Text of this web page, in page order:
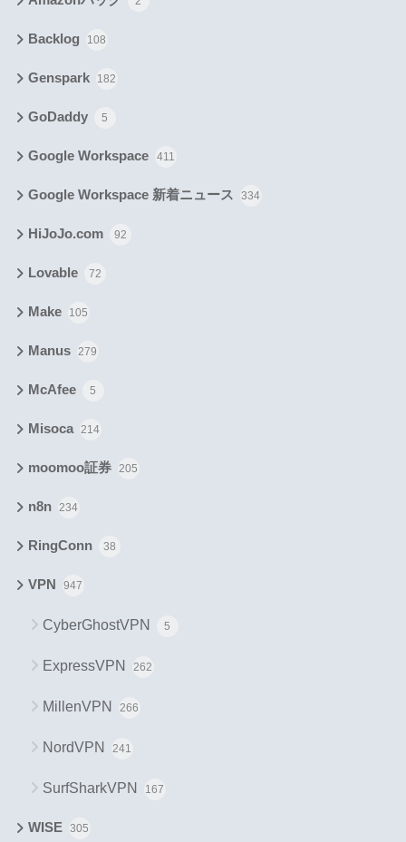
Backlog 108
Genspark 182
GoDaddy 5
Google Workspace 411
Google Workspace 新着ニュース 334
HiJoJo.com 92
Lovable 72
Make 105
Manus 279
McAfee 5
Misoca 214
moomoo証券 205
n8n 234
RingConn 38
VPN 947
CyberGhostVPN 5
ExpressVPN 262
MillenVPN 266
NordVPN 241
SurfSharkVPN 167
WISE 305